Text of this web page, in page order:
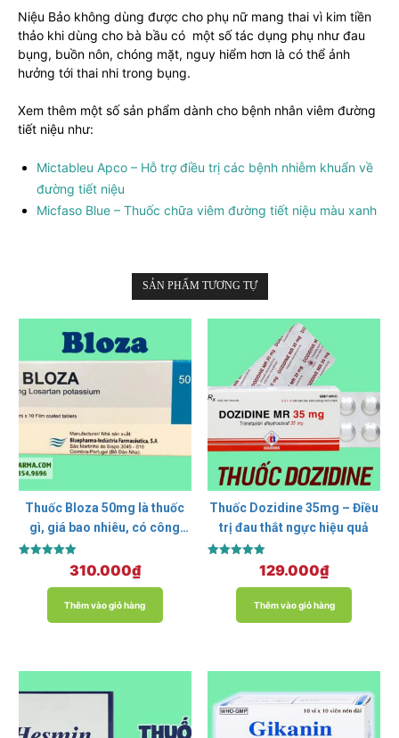
Niệu Bảo không dùng được cho phụ nữ mang thai vì kim tiền
thảo khi dùng cho bà bầu có một số tác dụng phụ như đau
bụng, buồn nôn, chóng mặt, nguy hiểm hơn là có thể ảnh
hưởng tới thai nhi trong bụng.
Xem thêm một số sản phẩm dành cho bệnh nhân viêm đường
tiết niệu như:
Mictableu Apco – Hỗ trợ điều trị các bệnh nhiễm khuẩn về
đường tiết niệu
Micfaso Blue – Thuốc chữa viêm đường tiết niệu màu xanh
SẢN PHẨM TƯƠNG TỰ
Thuốc Bloza 50mg là thuốc
gì, giá bao nhiêu, có công
5.00
310.000₫
Thêm vào giỏ hàng
Thuốc Dozidine 35mg – Điều
trị đau thắt ngực hiệu quả
5.00
129.000₫
Thêm vào giỏ hàng